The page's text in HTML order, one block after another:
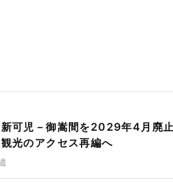
新可児－御嵩間を2029年4月廃
光のアクセス再編へ